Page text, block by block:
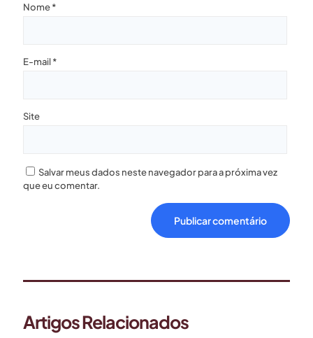
Nome*
E-mail*
Site
Salvar meus dados neste navegador para a próxima vez
que eu comentar.
Artigos Relacionados